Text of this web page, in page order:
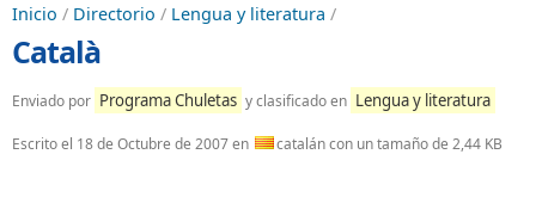
Inicio / Directorio / Lengua y literatura /
Català
Enviado por Programa Chuletas y clasificado en Lengua y literatura
Escrito el 18 de Octubre de 2007en catalán con un tamaño de 2,44 KB